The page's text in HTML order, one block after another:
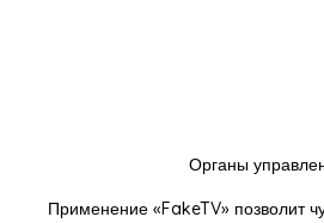
Органы
Применение «FakeTV» позволит